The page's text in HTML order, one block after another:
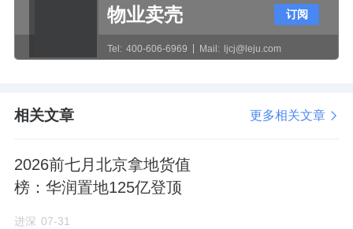
深18.14米，沿街面将近47米，加上两侧景墙，
整体有近百米的超级界面。
预计也不会低于这个数字。
个单元局部架空。
这栋楼距离小区中央景观带较远，架空层的设
物业卖壳
Tel: 400-606-6969 Mail: ljcj@leju.com
订阅
相关文章 更多相关文章
2026前七月北京拿地货值
榜：华润置地125亿登顶
进深 07-31